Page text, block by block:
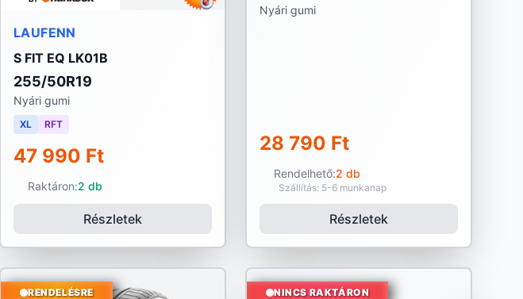
LAUFENN
S FIT EQ LK01B
255/50R19
Nyári gumi
XL RFT
47 990 Ft
Raktáron:2 db
Részletek
Nyári gumi
28 790 Ft
Rendelhető:2 db
Szállítás: 5-6 munkanap
Részletek
RENDELÉSRE NINCS RAKTÁRON